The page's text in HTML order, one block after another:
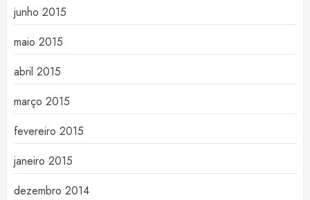
junho 2015
maio 2015
abril 2015
março 2015
fevereiro 2015
janeiro 2015
dezembro 2014